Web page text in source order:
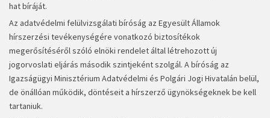
hat bíráját.
Az adatvédelmi felülvizsgálati bíróság az Egyesült Államok
hírszerzési tevékenységére vonatkozó biztosítékok
megerősítéséről szóló elnöki rendelet által létrehozott új
jogorvoslati eljárás második szintjeként szolgál. A bíróság az
Igazságügyi Minisztérium Adatvédelmi és Polgári Jogi Hivatalán belül,
de önállóan működik, döntéseit a hírszerző ügynökségeknek be kell
tartaniuk.